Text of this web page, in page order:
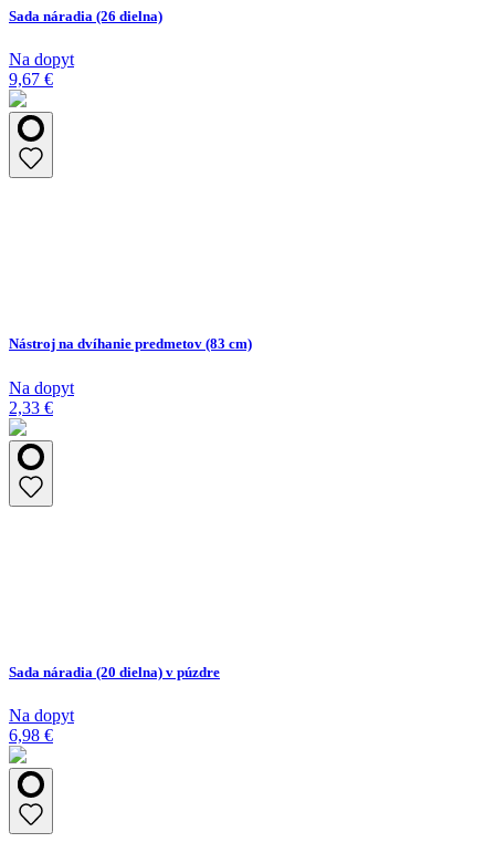
Sada náradia (26 dielna)
Na dopyt
9,67 €
Nástroj na dvíhanie predmetov (83 cm)
Na dopyt
2,33 €
Sada náradia (20 dielna) v púzdre
Na dopyt
6,98 €